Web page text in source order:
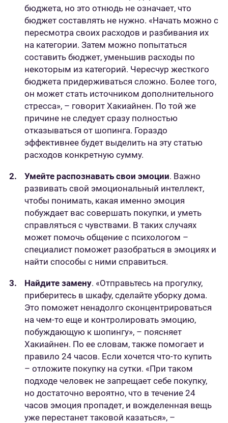
бюджета, но это отнюдь не означает, что
бюджет составлять не нужно. «Начать можно с
пересмотра своих расходов и разбивания их
на категории. Затем можно попытаться
составить бюджет, уменьшив расходы по
некоторым из категорий. Чересчур жесткого
бюджета придерживаться сложно. Более того,
он может стать источником дополнительного
стресса», – говорит Хакиайнен. По той же
причине не следует сразу полностью
отказываться от шопинга. Гораздо
эффективнее будет выделить на эту статью
расходов конкретную сумму.
Умейте распознавать свои эмоции. Важно
развивать свой эмоциональный интеллект,
чтобы понимать, какая именно эмоция
побуждает вас совершать покупки, и уметь
справляться с чувствами. В таких случаях
может помочь общение с психологом –
специалист поможет разобраться в эмоциях и
найти способы с ними справиться.
Найдите замену. «Отправьтесь на прогулку,
приберитесь в шкафу, сделайте уборку дома.
Это поможет ненадолго сконцентрироваться
на чем-то еще и контролировать эмоцию,
побуждающую к шопингу», – поясняет
Хакиайнен. По ее словам, также помогает и
правило 24 часов. Если хочется что-то купить
– отложите покупку на сутки. «При таком
подходе человек не запрещает себе покупку,
но достаточно вероятно, что в течение 24
часов эмоция пропадет, и вожделенная вещь
уже перестанет таковой казаться», –